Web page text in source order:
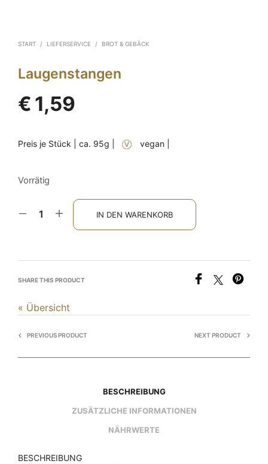
START / LIEFERSERVICE / BROT & GEBÄCK
Laugenstangen
€ 1,59
Preis je Stück | ca. 95g | vegan |
Vorrätig
IN DEN WARENKORB
SHARE THIS PRODUCT
« Übersicht
PREVIOUS PRODUCT NEXT PRODUCT
BESCHREIBUNG
ZUSÄTZLICHE INFORMATIONEN
NÄHRWERTE
BESCHREIBUNG